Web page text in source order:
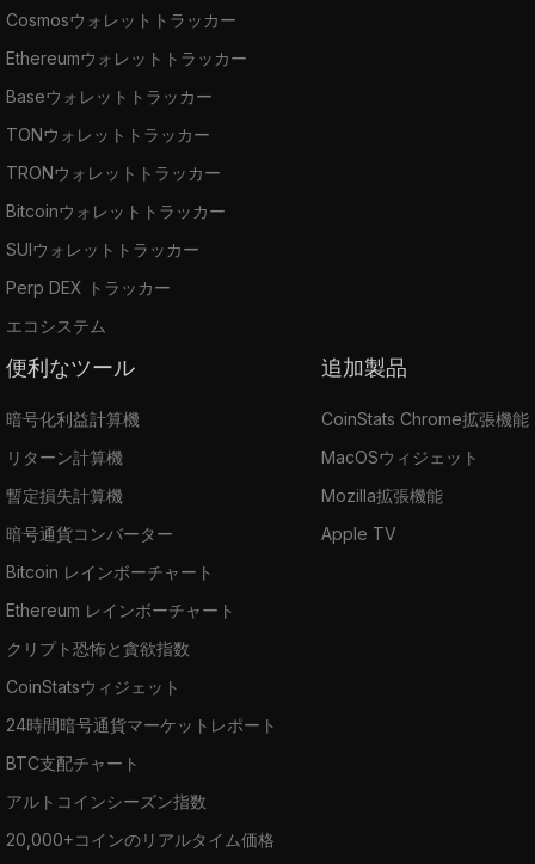
Cosmosウォレットトラッカー
Ethereumウォレットトラッカー
Baseウォレットトラッカー
TONウォレットトラッカー
TRONウォレットトラッカー
Bitcoinウォレットトラッカー
SUIウォレットトラッカー
Perp DEX トラッカー
エコシステム
便利なツール
暗号化利益計算機
リターン計算機
暫定損失計算機
暗号通貨コンバーター
Bitcoin レインボーチャート
Ethereum レインボーチャート
クリプト恐怖と貪欲指数
CoinStatsウィジェット
24時間暗号通貨マーケットレポート
BTC支配チャート
アルトコインシーズン指数
20,000+コインのリアルタイム価格
追加製品
CoinStats Chrome拡張機能
MacOSウィジェット
Mozilla拡張機能
Apple TV